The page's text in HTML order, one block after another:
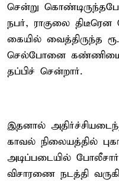
சென்று
நபர், ராகுலை திடீரென
கையில் வைத்திருந்த
செல்போனை
தப்பிச் சென்றார்.
இதனால்
காவல் நிலையத்தில்
அடிப்படையில்
விசாரணை நடத்தி